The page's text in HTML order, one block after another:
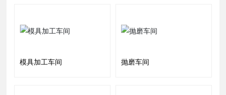
模具加工车间 抛磨车间